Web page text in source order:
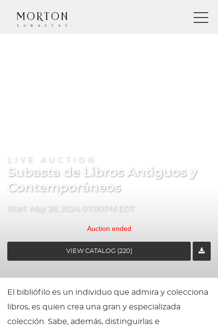
LIVE AUCTION
Subasta de Libros Antiguos y
Contemporáneos
Start: May 28, 2024 07:00PM EDT
Auction ended
VIEW CATALOG (220)
El bibliófilo es un individuo que admira y colecciona
libros, es quien crea una gran y especializada
colección. Sabe, además, distinguirlas e